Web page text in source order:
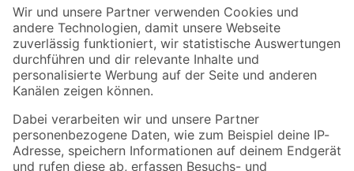
Der toom Newsletter: Keine Angebote und Aktionen mehr verpassen!
Zur Newsletter Anmeldung
Folge uns
Zahlungsarten Versandarten